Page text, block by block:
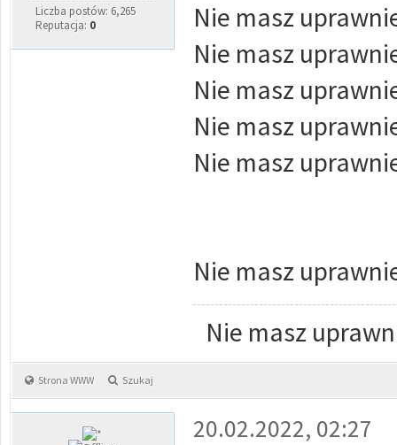
Liczba postów: 6,265
Reputacja: 0
Nie masz
Nie masz
Nie masz
Nie masz
Nie masz
Nie masz
Nie masz
Strona WWW Szukaj
20.02.2022, 02:27